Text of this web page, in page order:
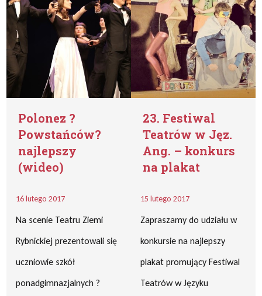
Polonez ?
Powstańców?
najlepszy
(wideo)
16 lutego 2017
Na scenie Teatru Ziemi
Rybnickiej prezentowali się
uczniowie szkół
ponadgimnazjalnych ?
23. Festiwal
Teatrów w Jęz.
Ang. – konkurs
na plakat
15 lutego 2017
Zapraszamy do udziału w
konkursie na najlepszy
plakat promujący Festiwal
Teatrów w Języku